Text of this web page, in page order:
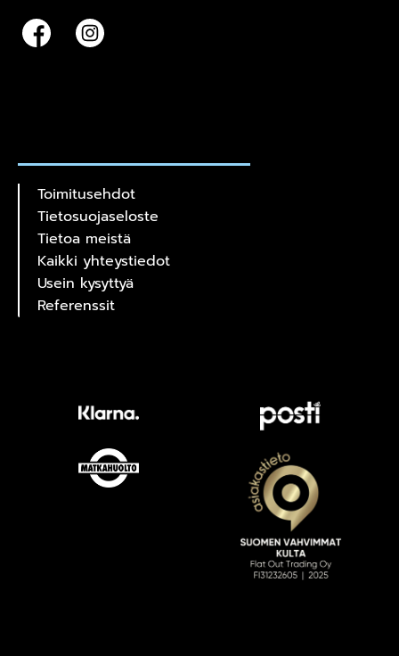
Toimitusehdot
Tietosuojaseloste
Tietoa meistä
Kaikki yhteystiedot
Usein kysyttyä
Referenssit